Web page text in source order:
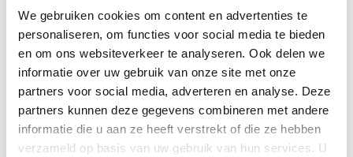
We gebruiken cookies om content en advertenties te
personaliseren, om functies voor social media te bieden
en om ons websiteverkeer te analyseren. Ook delen we
informatie over uw gebruik van onze site met onze
partners voor social media, adverteren en analyse. Deze
partners kunnen deze gegevens combineren met andere
informatie die u aan ze heeft verstrekt of die ze hebben
verzameld op basis van uw gebruik van hun services. U
Haal het beste uit je Roland A-88MKII met een bijpassende
standaard. De
verstelbare oplossing voor maximale stabiliteit, terwijl de
Roland KS-13 een slank en stevig design heeft dat perfect
aansluit bij het elegante profiel van de A-88MKII.